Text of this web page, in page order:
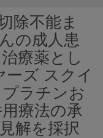
除不能ま
の成人患
療薬とし
ズ スクイ
ラチンお
療法の承
解を採択